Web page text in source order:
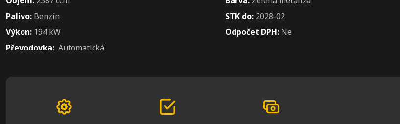
Palivo: Benzín
Výkon: 194 kW
Převodovka: Automatická
STK do: 2028-02
Odpočet DPH: Ne